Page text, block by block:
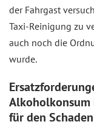
der Fahrgast
Taxi-Reinigung zu
auch noch die
wurde.
Alkoholkonsum
für den